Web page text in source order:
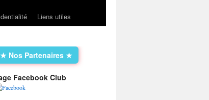
Liens utiles
★ Nos Partenaires ★
Facebook Club